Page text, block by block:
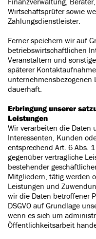
Wirtschaftsprüfer sowie
Zahlungsdienstleister.
Ferner speichern wir auf
betriebswirtschaftlichen
Veranstaltern und
späterer
unternehmensbezogenen
dauerhaft.
Erbringung unserer
Leistungen
Wir verarbeiten die Daten
Interessenten, Kunden
entsprechend Art. 6 Abs.
gegenüber vertragliche
bestehender
Mitgliedern, tätig werden
Leistungen und
wir die Daten betroffener
DSGVO auf Grundlage
wenn es sich um
Öffentlichkeitsarbeit